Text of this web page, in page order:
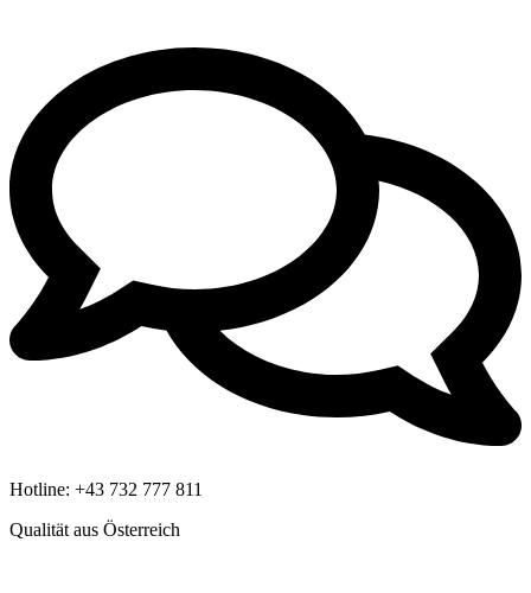
Hotline: +43 732 777 811
Qualität aus Österreich